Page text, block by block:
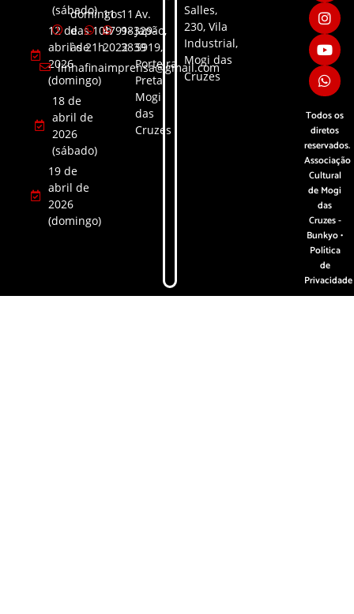
(sábado)
12 de
abril de
2026
(domingo)
18 de
abril de
2026
(sábado)
19 de
abril de
2026
(domingo)
domingos
das 10h
às 21h
11
4791-
2022
11
98329-
3839​
linhafinaimprensa@gmail.com
Av.
Japão,
5919,
Porteira
Preta,
Mogi
das
Cruzes
Salles,
230, Vila
Industrial,
Mogi das
Cruzes
Todos os
diretos
reservados.
Associação
Cultural
de Mogi
das
Cruzes -
Bunkyo •
Política
de
Privacidade